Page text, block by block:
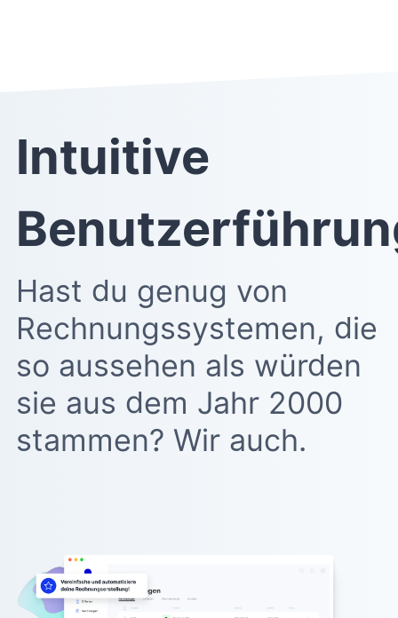
Intuitive
Hast du genug von
Rechnungssystemen, die
so aussehen als würden
sie aus dem Jahr 2000
stammen? Wir auch.